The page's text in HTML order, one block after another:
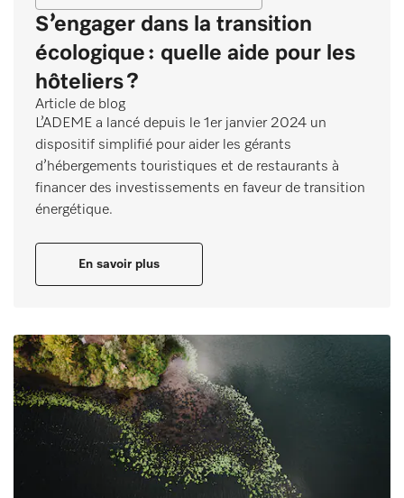
S’engager dans la transition
écologique : quelle aide pour les
hôteliers ?
Article de blog
L’ADEME a lancé depuis le 1er janvier 2024 un
dispositif simplifié pour aider les gérants
d’hébergements touristiques et de restaurants à
financer des investissements en faveur de transition
énergétique.
En savoir plus